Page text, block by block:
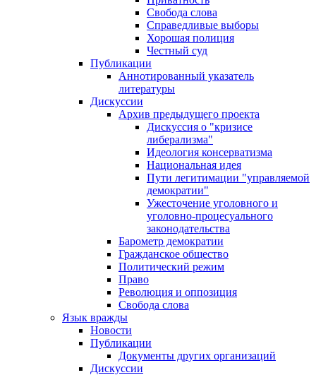
Свобода слова
Справедливые выборы
Хорошая полиция
Честный суд
Публикации
Аннотированный указатель
литературы
Дискуссии
Архив предыдущего проекта
Дискуссия о "кризисе
либерализма"
Идеология консерватизма
Национальная идея
Пути легитимации "управляемой
демократии"
Ужесточение уголовного и
уголовно-процесуального
законодательства
Барометр демократии
Гражданское общество
Политический режим
Право
Революция и оппозиция
Свобода слова
Язык вражды
Новости
Публикации
Документы других организаций
Дискуссии